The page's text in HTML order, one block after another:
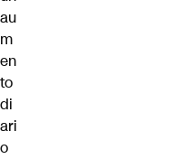
au
m
en
to
di
ari
o